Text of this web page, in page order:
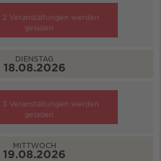
2 Veranstaltungen werden
geladen
DIENSTAG
18.08.2026
3 Veranstaltungen werden
geladen
MITTWOCH
19.08.2026